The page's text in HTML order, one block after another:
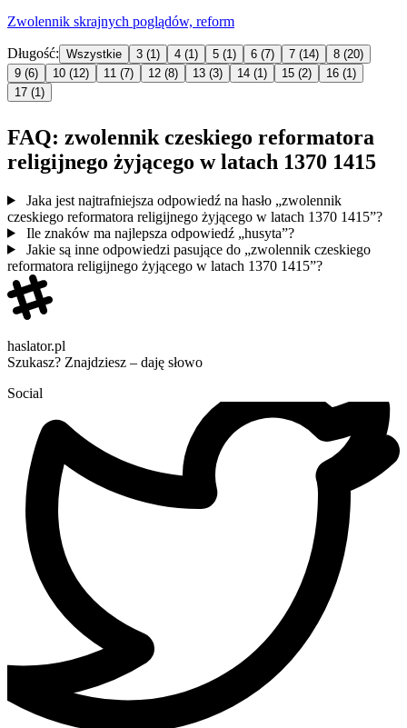
Zwolennik skrajnych poglądów, reform
Długość: Wszystkie 3 (1) 4 (1) 5 (1) 6 (7) 7 (14) 8 (20)
9 (6) 10 (12) 11 (7) 12 (8) 13 (3) 14 (1) 15 (2) 16 (1)
17 (1)
FAQ: zwolennik czeskiego reformatora
religijnego żyjącego w latach 1370 1415
Jaka jest najtrafniejsza odpowiedź na hasło „zwolennik
czeskiego reformatora religijnego żyjącego w latach 1370 1415”?
Ile znaków ma najlepsza odpowiedź „husyta”?
Jakie są inne odpowiedzi pasujące do „zwolennik czeskiego
reformatora religijnego żyjącego w latach 1370 1415”?
haslator.pl
Szukasz? Znajdziesz – daję słowo
Social